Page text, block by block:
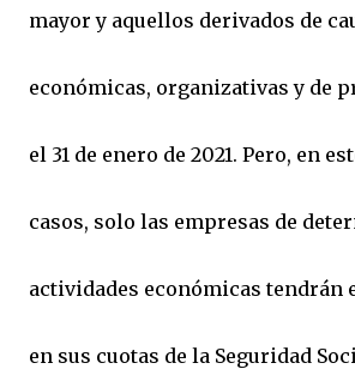
mayor y aquellos derivados de
económicas, organizativas y de
el 31 de enero de 2021. Pero, en
casos, solo las empresas de
actividades económicas tendrán
en sus cuotas de la Seguridad